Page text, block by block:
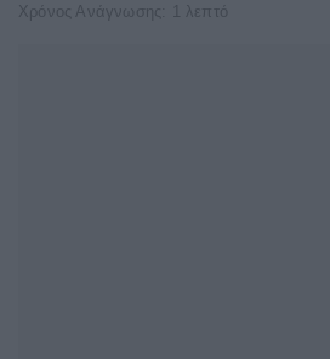
Χρόνος Ανάγνωσης: 1 λεπτό